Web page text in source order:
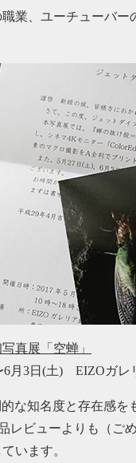
業、ユーチューバ
真展「空蝉」
6月3日(土) EIZOガレ
的な知名度と存在感
レビューよりも（ご
います。